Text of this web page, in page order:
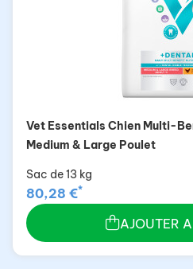
Vet Essentials Chien Multi-
Medium & Large Poulet
Sac de 13 kg
80,28 €*
AJOUTER